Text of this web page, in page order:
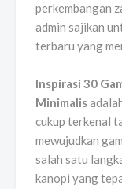
perkembangan
admin sajikan
terbaru yang
Inspirasi 30
Minimalis
cukup terkenal
mewujudkan
salah satu
kanopi yang